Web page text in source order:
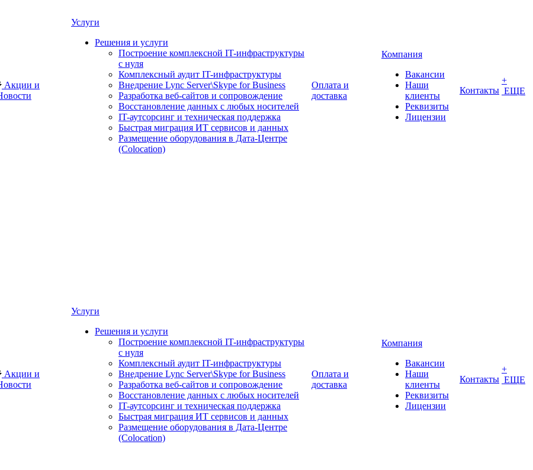
Акции и
Услуги
Решения и услуги
Построение комплексной IT-инфраструктуры
с нуля
Комплексный аудит IT-инфраструктуры
Внедрение Lync Server\Skype for Business
Разработка веб-сайтов и сопровождение
Восстановление данных с любых носителей
IT-аутсорсинг и техническая поддержка
Быстрая миграция ИТ сервисов и данных
Размещение оборудования в Дата-Центре
(Colocation)
Оплата и
доставка
Компания
Вакансии
Наши
клиенты
Реквизиты
Лицензии
Контакты
+
ЕЩЕ
Акции и
Услуги
Решения и услуги
Построение комплексной IT-инфраструктуры
с нуля
Комплексный аудит IT-инфраструктуры
Внедрение Lync Server\Skype for Business
Разработка веб-сайтов и сопровождение
Восстановление данных с любых носителей
IT-аутсорсинг и техническая поддержка
Быстрая миграция ИТ сервисов и данных
Размещение оборудования в Дата-Центре
(Colocation)
Оплата и
доставка
Компания
Вакансии
Наши
клиенты
Реквизиты
Лицензии
Контакты
+
ЕЩЕ